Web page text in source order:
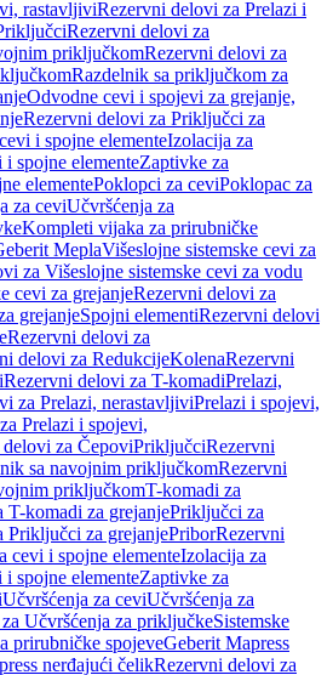
rastavljiviRezervni delovi za Prelazi i
Rezervni delovi za
priključkomRezervni delovi za
Razdelnik sa priključkom za
Odvodne cevi i spojevi za grejanje,
Rezervni delovi za Priključci za
i spojne elementeIzolacija za
spojne elementeZaptivke za
elementePoklopci za ceviPoklopac za
za ceviUčvršćenja za
Kompleti vijaka za prirubničke
MeplaVišeslojne sistemske cevi za
za Višeslojne sistemske cevi za vodu
cevi za grejanjeRezervni delovi za
grejanjeSpojni elementiRezervni delovi
Rezervni delovi za
delovi za RedukcijeKolenaRezervni
Rezervni delovi za T-komadiPrelazi,
za Prelazi, nerastavljiviPrelazi i spojevi,
Prelazi i spojevi,
za ČepoviPriključciRezervni
sa navojnim priključkomRezervni
priključkomT-komadi za
T-komadi za grejanjePriključci za
Priključci za grejanjePriborRezervni
cevi i spojne elementeIzolacija za
spojne elementeZaptivke za
Učvršćenja za ceviUčvršćenja za
Učvršćenja za priključkeSistemske
prirubničke spojeveGeberit Mapress
nerđajući čelikRezervni delovi za